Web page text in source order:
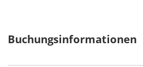
Buchungsinformationen